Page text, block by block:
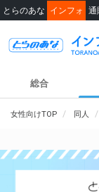
とらのあな インフォ 通
総合
女性向けTOP 同人